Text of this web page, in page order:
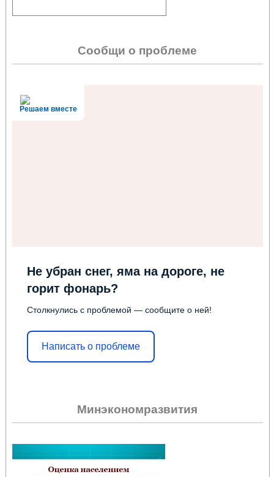
Сообщи о проблеме
Решаем вместе
Не убран снег, яма на дороге, не
горит фонарь?
Столкнулись с проблемой — сообщите о ней!
Написать о проблеме
Минэкономразвития